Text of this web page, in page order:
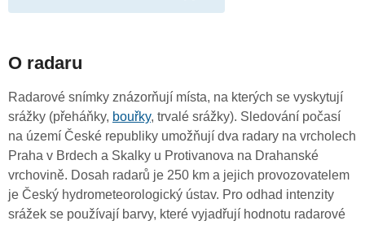
O radaru
Radarové snímky znázorňují místa, na kterých se vyskytují
srážky (přeháňky, bouřky, trvalé srážky). Sledování počasí
na území České republiky umožňují dva radary na vrcholech
Praha v Brdech a Skalky u Protivanova na Drahanské
vrchovině. Dosah radarů je 250 km a jejich provozovatelem
je Český hydrometeorologický ústav. Pro odhad intenzity
srážek se používají barvy, které vyjadřují hodnotu radarové